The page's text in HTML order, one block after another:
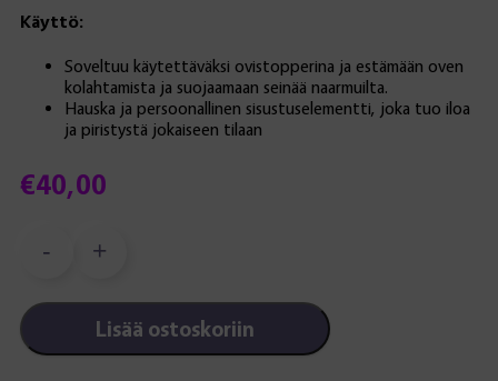
€40,00
Käyttö:
Soveltuu käytettäväksi ovistopperina ja estämään oven
kolahtamista ja suojaamaan seinää naarmuilta.
Hauska ja persoonallinen sisustuselementti, joka tuo iloa
ja piristystä jokaiseen tilaan
-
Poppy
määrä
+
Lisää ostoskoriin